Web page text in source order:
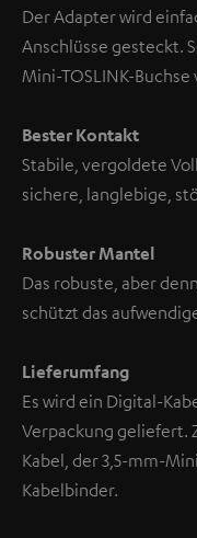
Der Adapter wird
Anschlüsse gesteckt.
Mini-TOSLINK-
Bester Kontakt
Stabile, vergoldete
sichere, langlebige,
Robuster Mantel
Das robuste, aber
schützt das
Lieferumfang
Es wird ein Digital-
Verpackung geliefert.
Kabel, der 3,5-mm-
Kabelbinder.